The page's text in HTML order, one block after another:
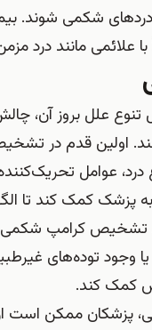
شکمی شوند.
علائمی مانند درد
علل بروز آن،
اولین قدم در
عوامل
پزشک کمک کند تا
تشخیص کرامپ
یا وجود توده‌های
کمک کند.
پزشکان ممکن